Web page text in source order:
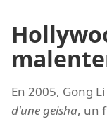
En 2005, Gong
d'une geisha, un